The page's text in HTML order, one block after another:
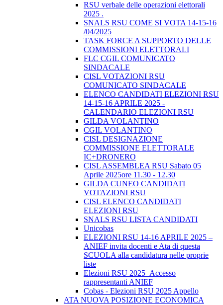
RSU verbale delle operazioni elettorali
2025 .
SNALS RSU COME SI VOTA 14-15-16
/04/2025
TASK FORCE A SUPPORTO DELLE
COMMISSIONI ELETTORALI
FLC CGIL COMUNICATO
SINDACALE
CISL VOTAZIONI RSU
COMUNICATO SINDACALE
ELENCO CANDIDATI ELEZIONI RSU
14-15-16 APRILE 2025 -
CALENDARIO ELEZIONI RSU
GILDA VOLANTINO
CGIL VOLANTINO
CISL DESIGNAZIONE
COMMISSIONE ELETTORALE
IC+DRONERO
CISL ASSEMBLEA RSU Sabato 05
Aprile 2025ore 11.30 - 12.30
GILDA CUNEO CANDIDATI
VOTAZIONI RSU
CISL ELENCO CANDIDATI
ELEZIONI RSU
SNALS RSU LISTA CANDIDATI
Unicobas
ELEZIONI RSU 14-16 APRILE 2025 –
ANIEF invita docenti e Ata di questa
SCUOLA alla candidatura nelle proprie
liste
Elezioni RSU 2025_Accesso
rappresentanti ANIEF
Cobas - Elezioni RSU 2025 Appello
ATA NUOVA POSIZIONE ECONOMICA